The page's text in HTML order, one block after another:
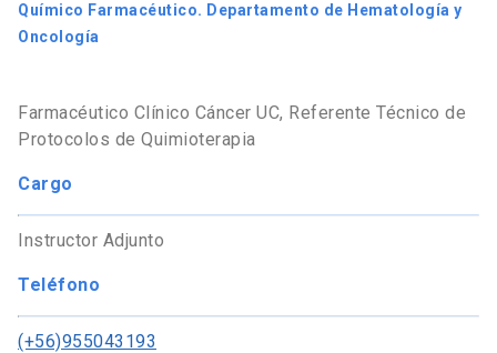
Químico Farmacéutico. Departamento de Hematología y
Oncología
Farmacéutico Clínico Cáncer UC, Referente Técnico de
Protocolos de Quimioterapia
Cargo
Instructor Adjunto
Teléfono
(+56)955043193